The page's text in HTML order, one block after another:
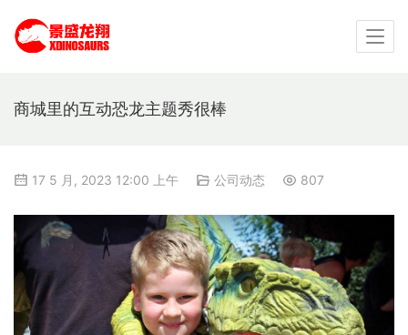
商城里的互动恐龙主题秀很棒
17 5 月, 2023 12:00 上午 公司动态 807